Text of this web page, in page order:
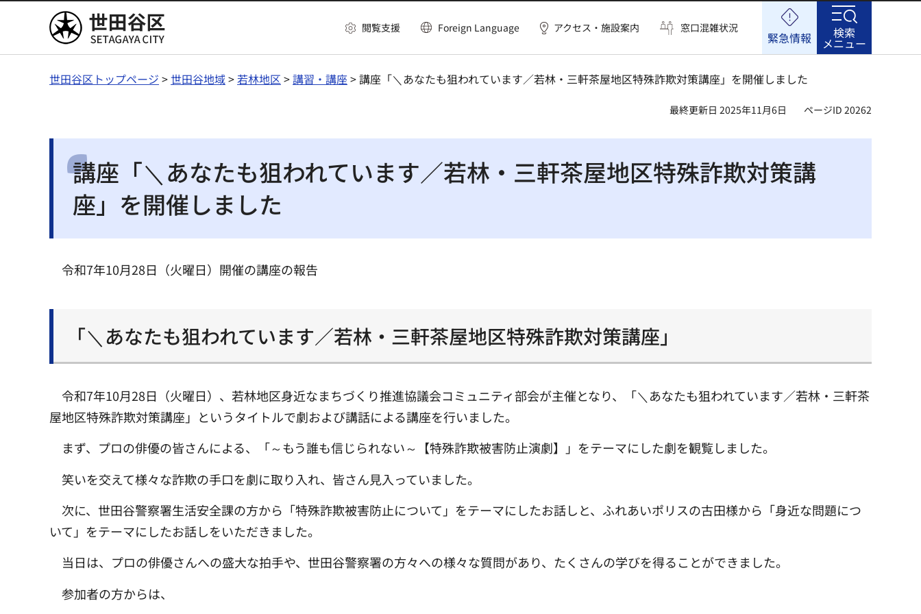
世田谷区 閲覧支援 Foreign Language アクセス・施設案内 窓口混雑状況
緊急情報 検索
メニュー
世田谷区トップページ >世田谷地域>若林地区>講習・講座> 講座「＼あなたも狙われています／若林・三軒茶屋地区特殊詐欺対策講座」を開催しました
最終更新日 2025年11月6日 ページID 20262
講座「＼あなたも狙われています／若林・三軒茶屋地区特殊詐欺対策講
座」を開催しました
令和7年10月28日（火曜日）開催の講座の報告
「＼あなたも狙われています／若林・三軒茶屋地区特殊詐欺対策講座」
令和7年10月28日（火曜日）、若林地区身近なまちづくり推進協議会コミュニティ部会が主催となり、「＼あなたも狙われています／若林・三軒茶
屋地区特殊詐欺対策講座」というタイトルで劇および講話による講座を行いました。
まず、プロの俳優の皆さんによる、「～もう誰も信じられない～【特殊詐欺被害防止演劇】」をテーマにした劇を観覧しました。
笑いを交えて様々な詐欺の手口を劇に取り入れ、皆さん見入っていました。
次に、世田谷警察署生活安全課の方から「特殊詐欺被害防止について」をテーマにしたお話しと、ふれあいポリスの古田様から「身近な問題につ
いて」をテーマにしたお話しをいただきました。
当日は、プロの俳優さんへの盛大な拍手や、世田谷警察署の方々への様々な質問があり、たくさんの学びを得ることができました。
参加者の方からは、